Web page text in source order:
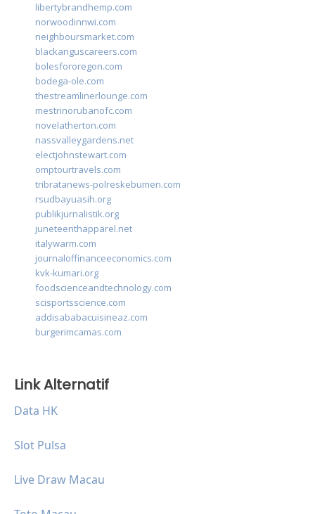
libertybrandhemp.com
norwoodinnwi.com
neighboursmarket.com
blackanguscareers.com
bolesfororegon.com
bodega-ole.com
thestreamlinerlounge.com
mestrinorubanofc.com
novelatherton.com
nassvalleygardens.net
electjohnstewart.com
omptourtravels.com
tribratanews-polreskebumen.com
rsudbayuasih.org
publikjurnalistik.org
juneteenthapparel.net
italywarm.com
journaloffinanceeconomics.com
kvk-kumari.org
foodscienceandtechnology.com
scisportsscience.com
addisababacuisineaz.com
burgerimcamas.com
Link Alternatif
Data HK
Slot Pulsa
Live Draw Macau